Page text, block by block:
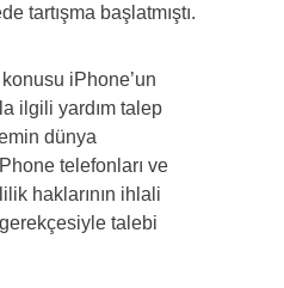
tartışma başlatmıştı.
iPhone’un
ilgili yardım talep
dünya
telefonları ve
haklarının ihlali
talebi